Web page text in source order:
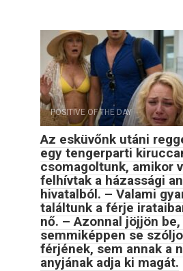
POSITIVE OF THE DAY
Az esküvőnk utáni
egy tengerparti
csomagoltunk, amikor
felhívtak a házassági
hivatalból. – Valami
találtunk a férje
nő. – Azonnal jöjjön be,
semmiképpen se
férjének, sem annak a
anyjának adja ki magát.